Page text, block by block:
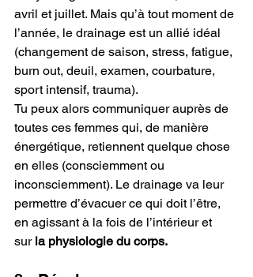
avril et juillet. Mais qu’à tout moment de
l’année, le drainage est un allié idéal
(changement de saison, stress, fatigue,
burn out, deuil, examen, courbature,
sport intensif, trauma).
Tu peux alors communiquer auprès de
toutes ces femmes qui, de manière
énergétique, retiennent quelque chose
en elles (consciemment ou
inconsciemment). Le drainage va leur
permettre d’évacuer ce qui doit l’être,
en agissant à la fois de l’intérieur et
sur la physiologie du corps.